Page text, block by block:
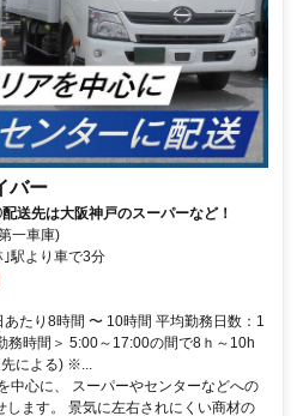
バー
送先は大阪神戸のスーパーなど！
一車庫)
駅より車で3分
たり8時間 〜 10時間 平均勤務日数：1
務時間＞ 5:00～17:00の間で8ｈ～10h
による) ※...
中心に、 スーパーやセンターなどへの
します。 景気に左右されにくい商材の